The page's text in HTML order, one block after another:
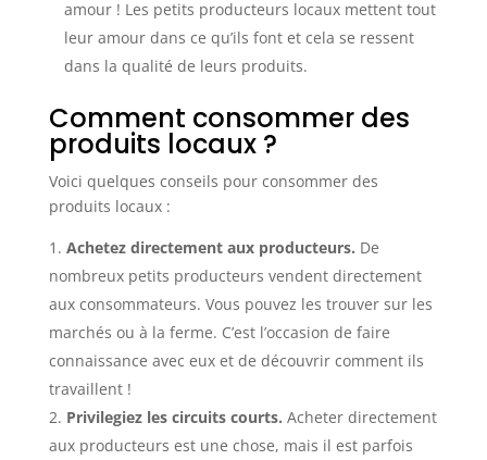
amour ! Les petits producteurs locaux mettent tout
leur amour dans ce qu’ils font et cela se ressent
dans la qualité de leurs produits.
Comment consommer des
produits locaux ?
Voici quelques conseils pour consommer des
produits locaux :
Achetez directement aux producteurs. De
nombreux petits producteurs vendent directement
aux consommateurs. Vous pouvez les trouver sur les
marchés ou à la ferme. C’est l’occasion de faire
connaissance avec eux et de découvrir comment ils
travaillent !
Privilegiez les circuits courts. Acheter directement
aux producteurs est une chose, mais il est parfois